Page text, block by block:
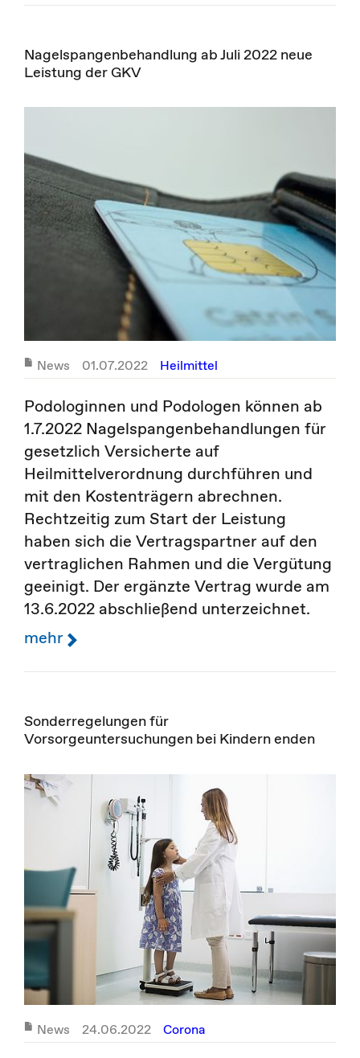
Nagelspangenbehandlung ab Juli 2022 neue
Leistung der GKV
News 01.07.2022 Heilmittel
Podologinnen und Podologen können ab
1.7.2022 Nagelspangenbehandlungen für
gesetzlich Versicherte auf
Heilmittelverordnung durchführen und
mit den Kostenträgern abrechnen.
Rechtzeitig zum Start der Leistung
haben sich die Vertragspartner auf den
vertraglichen Rahmen und die Vergütung
geeinigt. Der ergänzte Vertrag wurde am
13.6.2022 abschließend unterzeichnet.
mehr
Sonderregelungen für
Vorsorgeuntersuchungen bei Kindern enden
News 24.06.2022 Corona